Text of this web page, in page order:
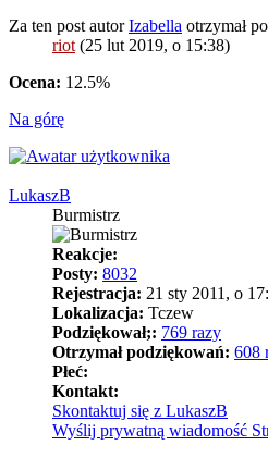
Za ten post autorIzabella otrzymał
riot (25 lut 2019, o 15:38)
Ocena: 12.5%
Na górę
LukaszB
Burmistrz
Reakcje:
Posty: 8032
Rejestracja: 21 sty 2011, o
Lokalizacja: Tczew
Podziękował;: 769 razy
Otrzymał podziękowań: 608
Płeć:
Kontakt:
Skontaktuj się z LukaszB
Wyślij prywatną wiadomość